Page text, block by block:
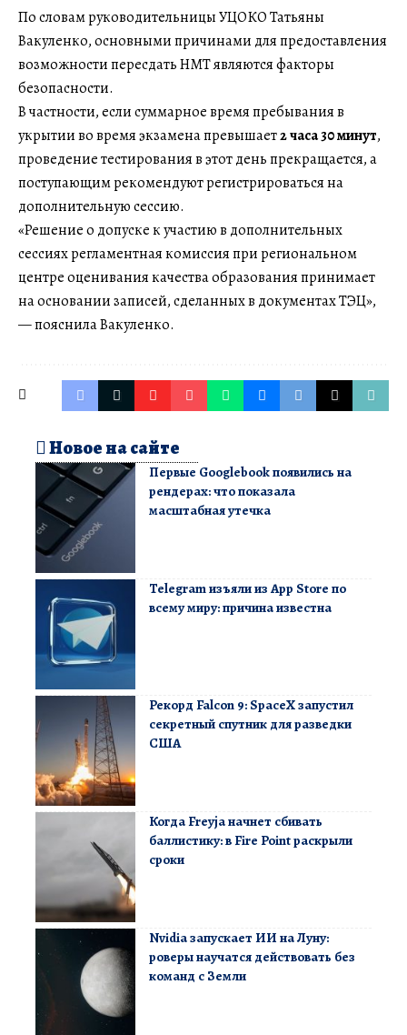
По словам руководительницы УЦОКО Татьяны
Вакуленко, основными причинами для предоставления
возможности пересдать НМТ являются факторы
безопасности.
В частности, если суммарное время пребывания в
укрытии во время экзамена превышает2 часа 30 минут,
проведение тестирования в этот день прекращается, а
поступающим рекомендуют регистрироваться на
дополнительную сессию.
«Решение о допуске к участию в дополнительных
сессиях регламентная комиссия при региональном
центре оценивания качества образования принимает
на основании записей, сделанных в документах ТЭЦ»,
— пояснила Вакуленко.
Новое на сайте
Первые Googlebook появились на
рендерах: что показала
масштабная утечка
Telegram изъяли из App Store по
всему миру: причина известна
Рекорд Falcon 9: SpaceX запустил
секретный спутник для разведки
США
Когда Freyja начнет сбивать
баллистику: в Fire Point раскрыли
сроки
Nvidia запускает ИИ на Луну:
роверы научатся действовать без
команд с Земли